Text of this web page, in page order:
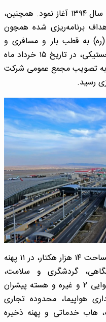
این شرکت فعالیت خود را از آذر ماه سال ۱۳۹۴ آغاز نمود. همچنین،
برنامه‌ریزی شده همچون
به قطب بار و مسافری و
لحاظ کردن ملاحظات هوانوردی و لجستیکی، در تاریخ ۱۵ خرداد ماه
سند توسعه ۳۰ ساله، به تصویب مجمع عمومی شرکت
رسید.
شهر فرودگاهی امام خمینی (ره) به مساحت ۱۴ هزار هکتار، در ۱۱ پهنه
گردشگری و سلامت،
لجستیک، بندر خشک، ترمینال بار هوایی ۲ و غیره و هسته پیشران
هواپیما، محدوده تجاری
هاب خدماتی و پهنه ذخیره